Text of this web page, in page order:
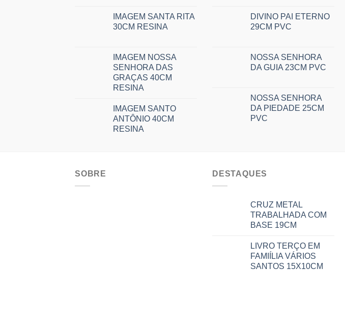
IMAGEM SANTA RITA
30CM RESINA
IMAGEM NOSSA
SENHORA DAS
GRAÇAS 40CM
RESINA
IMAGEM SANTO
ANTÔNIO 40CM
RESINA
DIVINO PAI ETERNO
29CM PVC
NOSSA SENHORA
DA GUIA 23CM PVC
NOSSA SENHORA
DA PIEDADE 25CM
PVC
SOBRE DESTAQUES
CRUZ METAL
TRABALHADA COM
BASE 19CM
LIVRO TERÇO EM
FAMIÍLIA VÁRIOS
SANTOS 15X10CM